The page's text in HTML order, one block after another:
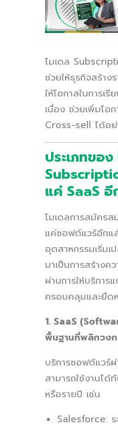
โมเดล
ช่วยให้ธุรกิจสร้าง
ให้โอกาสในการเ
เนื่อง ช่วยเพิ่มโอ
Cross-sell ได้อ
ประเภทขอ
แค่ SaaS อี
โมเดลการสมัครส
แค่ซอฟต์แวร์อีกแ
อุตสาหกรรมเริ่มเ
มาเป็นการสร้างค
ผ่านการให้บริกา
ครอบคลุมและยืด
1. SaaS
พื้นฐานที่พลิกวงก
บริการซอฟต์แวร์
สามารถใช้งานได้
หรือรายปี เช่น
Salesforce: